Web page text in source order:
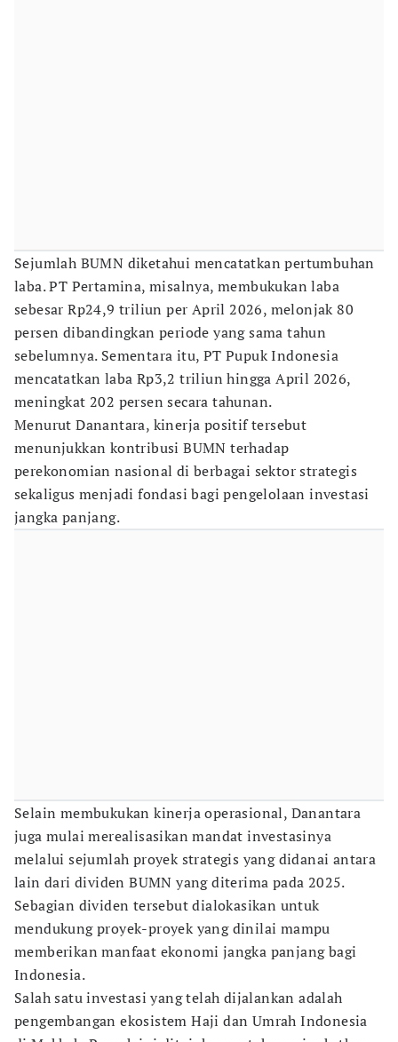
Sejumlah BUMN diketahui mencatatkan pertumbuhan
laba. PT Pertamina, misalnya, membukukan laba
sebesar Rp24,9 triliun per April 2026, melonjak 80
persen dibandingkan periode yang sama tahun
sebelumnya. Sementara itu, PT Pupuk Indonesia
mencatatkan laba Rp3,2 triliun hingga April 2026,
meningkat 202 persen secara tahunan.
Menurut Danantara, kinerja positif tersebut
menunjukkan kontribusi BUMN terhadap
perekonomian nasional di berbagai sektor strategis
sekaligus menjadi fondasi bagi pengelolaan investasi
jangka panjang.
Selain membukukan kinerja operasional, Danantara
juga mulai merealisasikan mandat investasinya
melalui sejumlah proyek strategis yang didanai antara
lain dari dividen BUMN yang diterima pada 2025.
Sebagian dividen tersebut dialokasikan untuk
mendukung proyek-proyek yang dinilai mampu
memberikan manfaat ekonomi jangka panjang bagi
Indonesia.
Salah satu investasi yang telah dijalankan adalah
pengembangan ekosistem Haji dan Umrah Indonesia